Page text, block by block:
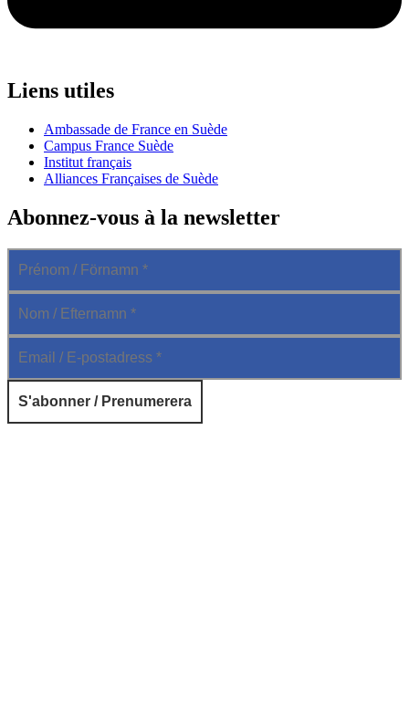
Liens utiles
Ambassade de France en Suède
Campus France Suède
Institut français
Alliances Françaises de Suède
Abonnez-vous à la newsletter